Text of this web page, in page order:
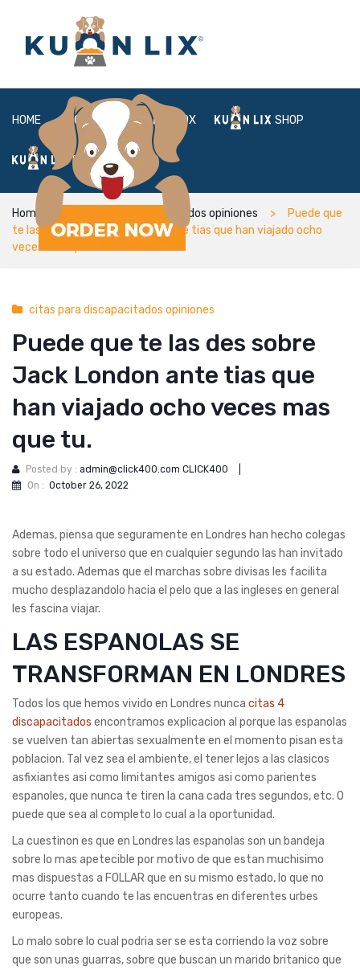
HOME ABOUT BOX SHOP
FAQ LOGIN
Home citas para discapacitados opiniones
Puede que
te las des sobre Jack London ante tias que han viajado ocho
veces mas que tu.
citas para discapacitados opiniones
Puede que te las des sobre
Jack London ante tias que
han viajado ocho veces mas
que tu.
Posted by : admin@click400.com CLICK400
On : October 26, 2022
Ademas, piensa que seguramente en Londres han hecho colegas
sobre todo el universo que en cualquier segundo las han invitado
a su estado. Ademas que el marchas sobre divisas les facilita
mucho desplazandolo hacia el pelo que a las ingleses en general
les fascina viajar.
LAS ESPANOLAS SE
TRANSFORMAN EN LONDRES
Todos los que hemos vivido en Londres nunca citas 4
discapacitados encontramos explicacion al porque las espanolas
se vuelven tan abiertas sexualmente en el momento pisan esta
poblacion. Tal vez sea el ambiente, el tener lejos a las clasicos
asfixiantes asi­ como limitantes amigos asi­ como parientes
espanoles, que nunca te tiren la cana cada tres segundos, etc. O
puede que sea al completo lo cual a la oportunidad.
La cuestinon es que en Londres las espanolas son un bandeja
sobre lo mas apetecible por motivo de que estan muchisimo
mas dispuestas a FOLLAR que en su mismo estado, lo que no
ocurre tanto cuando te las encuentras en diferentes urbes
europeas.
Lo malo sobre lo cual podri­a ser se esta corriendo la voz sobre
que son unas guarras, sobre que buscan un marido britanico que